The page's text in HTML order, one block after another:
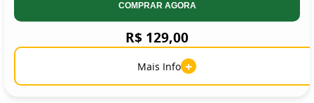
COMPRAR AGORA
R$ 129,00
Mais Info +